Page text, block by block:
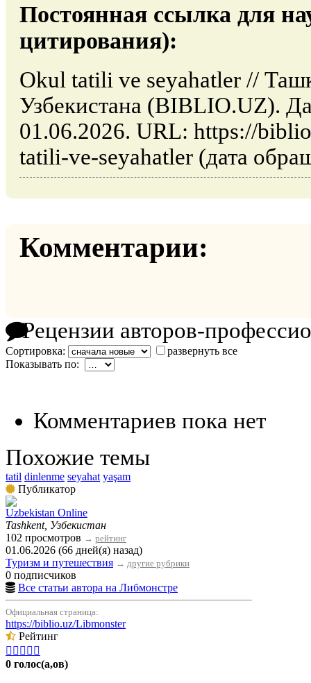
Постоянная ссылка для
цитирования):
Okul tatili ve seyahatler //
Узбекистана (BIBLIO.UZ).
01.06.2026. URL: https://
tatili-ve-seyahatler (дата
Комментарии:
Рецензии авторов-
Сортировка:
развернуть все
Показывать по:
Комментариев пока нет
Похожие темы
tatil dinlenme seyahat yaşam
Публикатор
Uzbekistan Online
Tashkent, Узбекистан
102 просмотров → рейтинг
01.06.2026 (66 дней(я) назад)
Туризм и путешествия → другие рубрики
0 подписчиков
Все статьи автора на Либмонстре
Официальная страница:
https://biblio.uz/Libmonster
Рейтинг
    
0 голос(а,ов)